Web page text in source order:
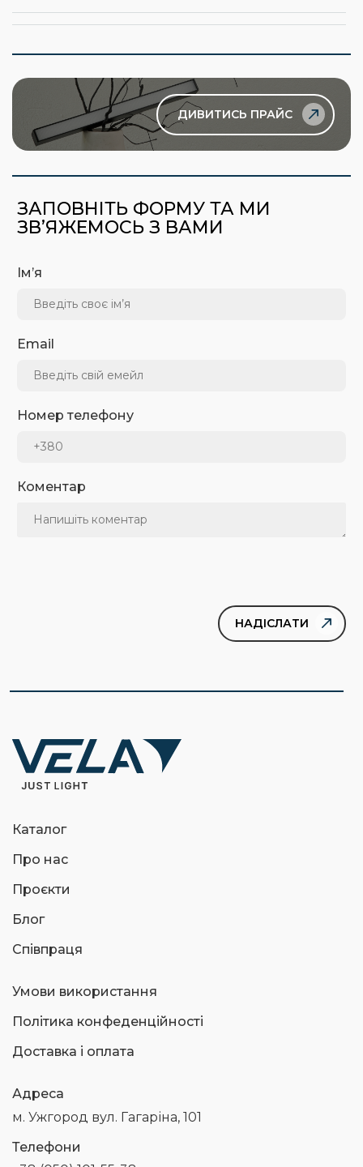
ДИВИТИСЬ ПРАЙС
ЗАПОВНІТЬ ФОРМУ ТА МИ
ЗВ’ЯЖЕМОСЬ З ВАМИ
Ім’я
Email
Номер телефону
Коментар
Каталог
Про нас
Проєкти
Блог
Співпраця
Умови використання
Політика конфеденційності
Доставка і оплата
Адреса
м. Ужгород вул. Гагаріна, 101
Телефони